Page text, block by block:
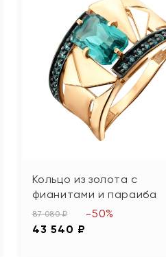
Кольцо из золота с
фианитами и параиба
87 080 ₽
43 540 ₽
-50%